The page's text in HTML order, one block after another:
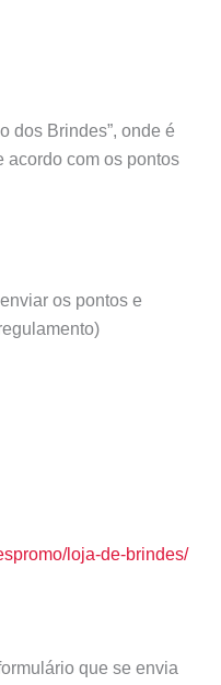
dos Brindes”, onde é
acordo com os pontos
os pontos e
loja-de-brindes/
que se envia